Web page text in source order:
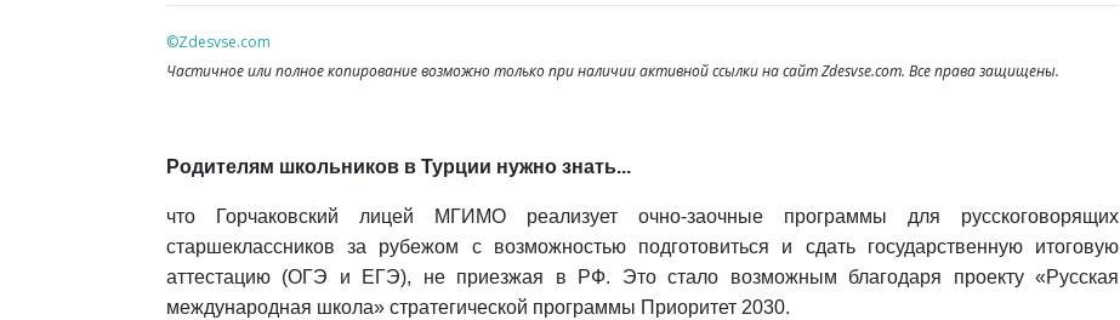
©Zdesvse.com
Частичное или полное копирование возможно только при наличии активной ссылки на сайт Zdesvse.com. Все права защищены.
Родителям школьников в Турции нужно знать...
что Горчаковский лицей МГИМО реализует очно-заочные программы для русскоговорящих
старшеклассников за рубежом с возможностью подготовиться и сдать государственную итоговую
аттестацию (ОГЭ и ЕГЭ), не приезжая в РФ. Это стало возможным благодаря проекту «Русская
международная школа» стратегической программы Приоритет 2030.